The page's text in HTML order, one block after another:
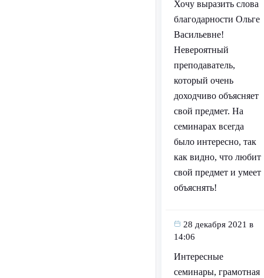
Хочу выразить слова
благодарности Ольге
Васильевне!
Невероятный
преподаватель,
который очень
доходчиво объясняет
свой предмет. На
семинарах всегда
было интересно, так
как видно, что любит
свой предмет и умеет
объяснять!
28 декабря 2021 в
14:06
Интересные
семинары, грамотная